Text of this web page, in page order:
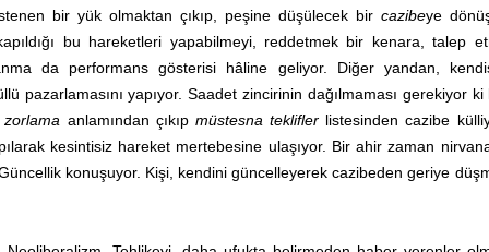
bir yük olmaktan çıkıp, peşine düşülecek bir cazibeye
bu hareketleri yapabilmeyi, reddetmek bir kenara, talep
da performans gösterisi hâline geliyor. Diğer yandan,
pazarlamasını yapıyor. Saadet zincirinin dağılmaması gerekiyor ki
zorlama anlamından çıkıp müstesna teklifler listesinden cazibe
kesintisiz hareket mertebesine ulaşıyor. Bir ahir zaman
konuşuyor. Kişi, kendini güncelleyerek cazibeden geriye